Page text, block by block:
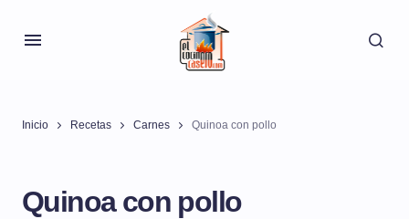
Inicio Recetas Carnes Quinoa con pollo
Quinoa con pollo